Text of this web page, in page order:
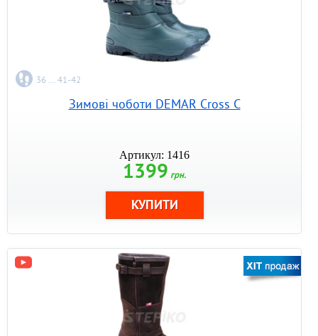
36 ... 41-42
Зимові чоботи DEMAR Cross C
Артикул: 1416
1399 грн.